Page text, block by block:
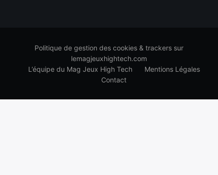
Politique de gestion des cookies & trackers sur
lemagjeuxhightech.com
L’équipe du Mag Jeux High Tech
Mentions Légales
Contact